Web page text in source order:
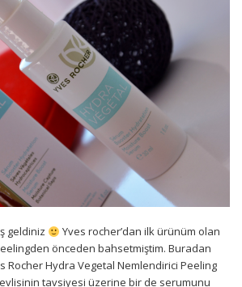
geldiniz
Yves rocher’dan ilk ürünüm olan
önceden bahsetmiştim. Buradan
Rocher Hydra Vegetal Nemlendirici Peeling
tavsiyesi üzerine bir de serumunu